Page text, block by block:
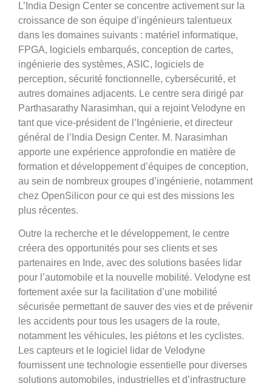
L’India Design Center se concentre activement sur la
croissance de son équipe d’ingénieurs talentueux
dans les domaines suivants : matériel informatique,
FPGA, logiciels embarqués, conception de cartes,
ingénierie des systèmes, ASIC, logiciels de
perception, sécurité fonctionnelle, cybersécurité, et
autres domaines adjacents. Le centre sera dirigé par
Parthasarathy Narasimhan, qui a rejoint Velodyne en
tant que vice-président de l’Ingénierie, et directeur
général de l’India Design Center. M. Narasimhan
apporte une expérience approfondie en matière de
formation et développement d’équipes de conception,
au sein de nombreux groupes d’ingénierie, notamment
chez OpenSilicon pour ce qui est des missions les
plus récentes.
Outre la recherche et le développement, le centre
créera des opportunités pour ses clients et ses
partenaires en Inde, avec des solutions basées lidar
pour l’automobile et la nouvelle mobilité. Velodyne est
fortement axée sur la facilitation d’une mobilité
sécurisée permettant de sauver des vies et de prévenir
les accidents pour tous les usagers de la route,
notamment les véhicules, les piétons et les cyclistes.
Les capteurs et le logiciel lidar de Velodyne
fournissent une technologie essentielle pour diverses
solutions automobiles, industrielles et d’infrastructure